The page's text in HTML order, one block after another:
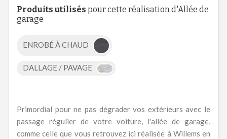
Produits utilisés pour cette réalisation d'Allée de
garage
ENROBÉ À CHAUD
DALLAGE / PAVAGE
Primordial pour ne pas dégrader vos extérieurs avec le
passage régulier de votre voiture, l'allée de garage,
comme celle que vous retrouvez ici réalisée à Willems en